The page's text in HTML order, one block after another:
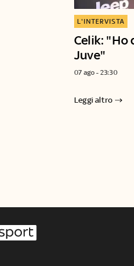
Celik: "Ho
Juve"
L'INTERVISTA
07 ago - 23:30
Leggi altro